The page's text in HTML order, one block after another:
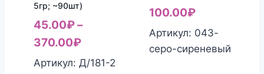
5гр; ~90шт)
45.00₽–
370.00₽
Артикул: Д/181-2
100.00₽
Артикул: 043-
серо-сиреневый